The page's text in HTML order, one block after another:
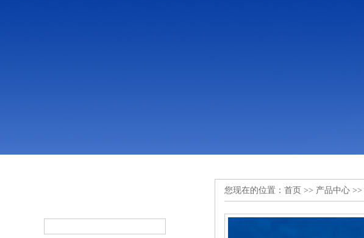
您现在的位置： 首页 >> 产品中心 >>